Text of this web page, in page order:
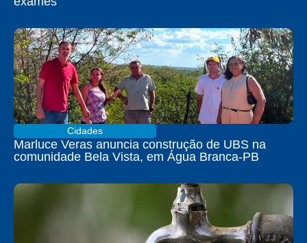
Cidades
Marluce Veras anuncia construção de UBS na
comunidade Bela Vista, em Água Branca-PB